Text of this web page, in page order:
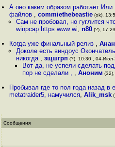
А оно каким образом работает
файлов ,commiethebeastie (ok),
Сам не пробовал, но гуглится
winpcap https www wi, n80(?),
Когда уже финальный релиз ,
Доколе есть виндоус
никогда , зщшгрп (?), 10:30 , 04-Июл-
Вот да, не успели сделать
пор не сделали , , Аноним
Пробывал где то пол года назад в
metatraider5, намучился,Alik_msk
Сообщения